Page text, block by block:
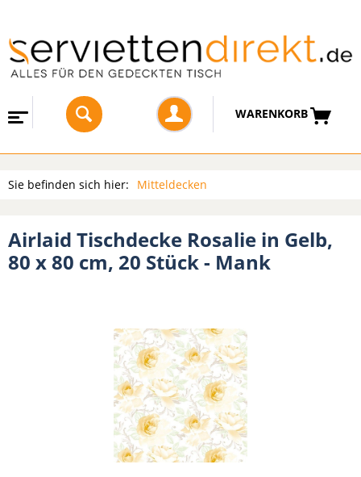
WARENKORB
Sie befinden sich hier: Mitteldecken
Airlaid Tischdecke Rosalie in Gelb,
80 x 80 cm, 20 Stück - Mank